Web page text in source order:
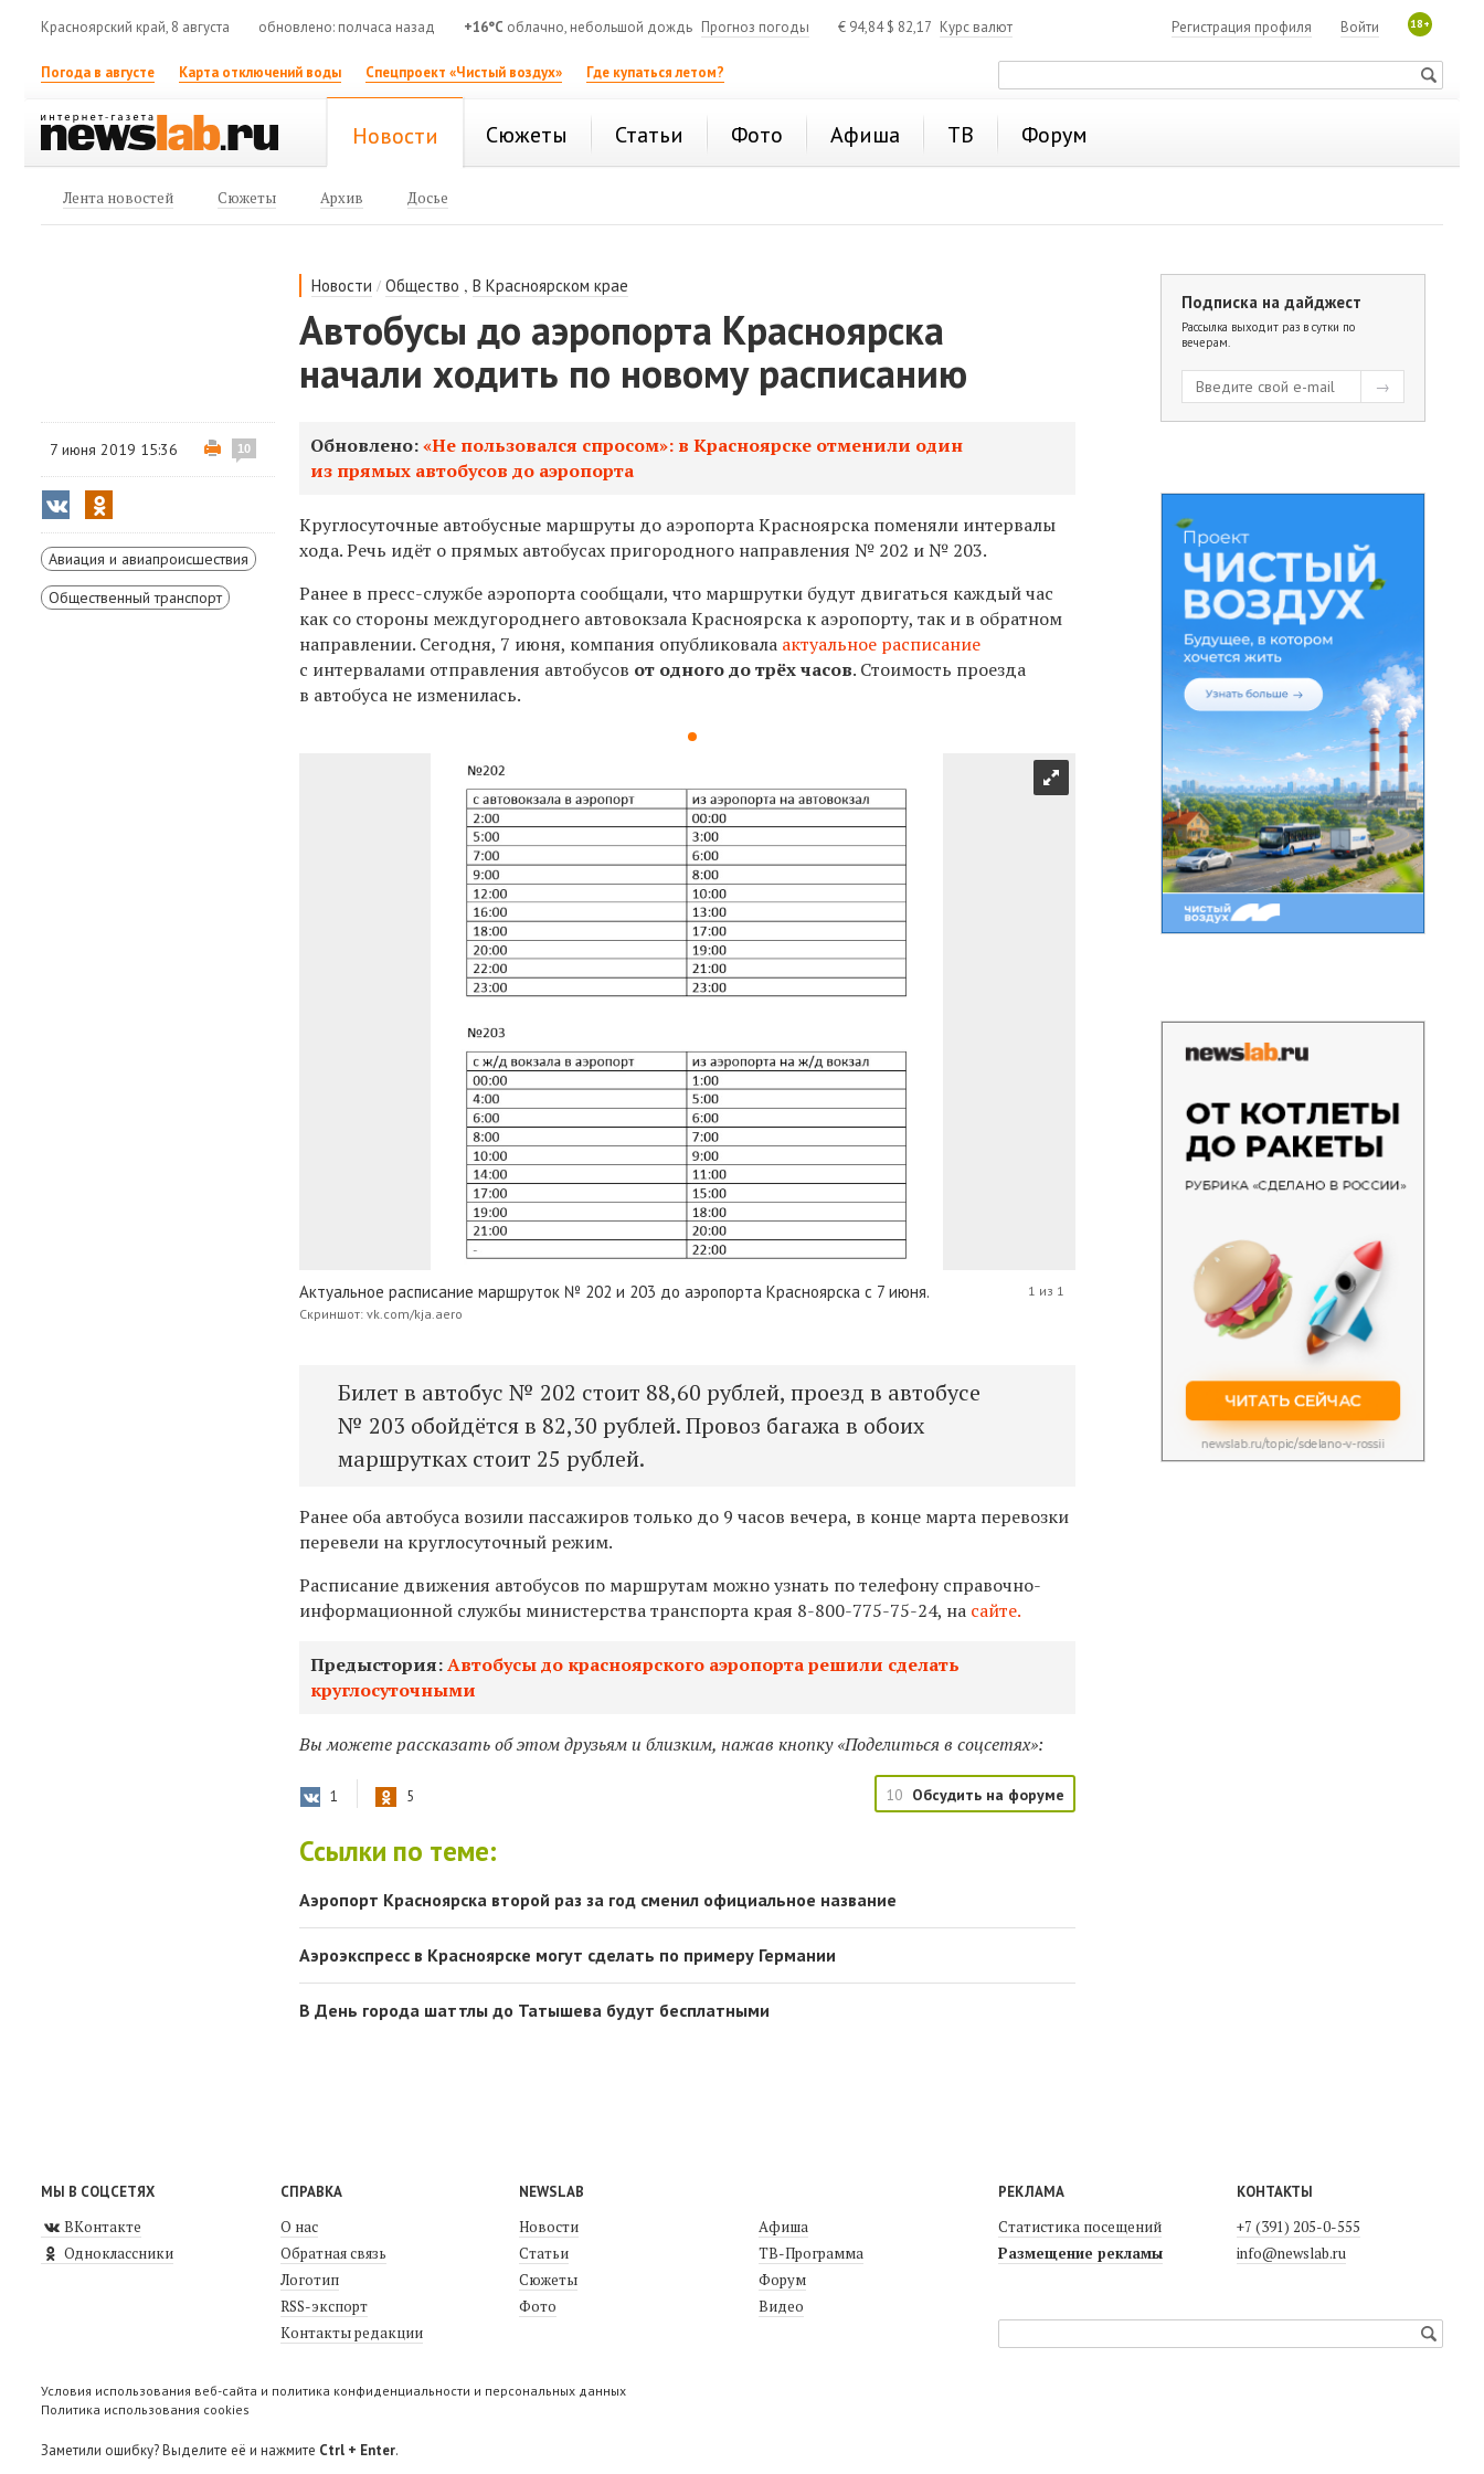
Красноярский край, 8 августа обновлено: полчаса назад +16°C облачно, небольшой дождь Прогноз погоды € 94,84$ 82,17 Курс валют 18+
Войти
Регистрация профиля
Погода в августе Карта отключений воды Спецпроект «Чистый воздух» Где купаться летом?
Новости Сюжеты Статьи Фото Афиша ТВ Форум
Лента новостей Сюжеты Архив Досье
Новости /Общество ,В Красноярском крае
Автобусы до аэропорта Красноярска
начали ходить по новому расписанию
7 июня 2019 15:36 10
Авиация и авиапроисшествия
Общественный транспорт
Обновлено:«Не пользовался спросом»: в Красноярске отменили один
из прямых автобусов до аэропорта
Круглосуточные автобусные маршруты до аэропорта Красноярска поменяли интервалы
хода. Речь идёт о прямых автобусах пригородного направления № 202 и № 203.
Ранее в пресс-службе аэропорта сообщали, что маршрутки будут двигаться каждый час
как со стороны междугороднего автовокзала Красноярска к аэропорту, так и в обратном
направлении. Сегодня, 7 июня, компания опубликовала актуальное расписание
с интервалами отправления автобусов от одного до трёх часов. Стоимость проезда
в автобуса не изменилась.
Актуальное расписание маршруток № 202 и 203 до аэропорта Красноярска с 7 июня.
Скриншот: vk.com/kja.aero
1 из 1
Билет в автобус № 202 стоит 88,60 рублей, проезд в автобусе
№ 203 обойдётся в 82,30 рублей. Провоз багажа в обоих
маршрутках стоит 25 рублей.
Ранее оба автобуса возили пассажиров только до 9 часов вечера, в конце марта перевозки
перевели на круглосуточный режим.
Расписание движения автобусов по маршрутам можно узнать по телефону справочно-
информационной службы министерства транспорта края 8-800-775-75-24, на сайте.
Предыстория:Автобусы до красноярского аэропорта решили сделать
круглосуточными
Вы можете рассказать об этом друзьям и близким, нажав кнопку «Поделиться в соцсетях»:
1 5 10 Обсудить на форуме
Ссылки по теме:
Аэропорт Красноярска второй раз за год сменил официальное название
Аэроэкспресс в Красноярске могут сделать по примеру Германии
В День города шаттлы до Татышева будут бесплатными
Подписка на дайджест
Рассылка выходит раз в сутки по
вечерам.
МЫ В СОЦСЕТЯХ
ВКонтакте
Одноклассники
СПРАВКА
О нас
Обратная связь
Логотип
RSS-экспорт
Контакты редакции
NEWSLAB
Новости
Статьи
Сюжеты
Фото
Афиша
ТВ-Программа
Форум
Видео
РЕКЛАМА
Статистика посещений
Размещение рекламы
КОНТАКТЫ
+7 (391) 205-0-555
info@newslab.ru
Условия использования веб-сайта и политика конфиденциальности и персональных данных
Политика использования cookies
Заметили ошибку? Выделите её и нажмите Ctrl + Enter.